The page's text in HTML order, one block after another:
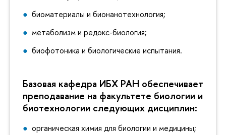
биоматериалы и бионанотехнология;
метаболизм и редокс-биология;
биофотоника и биологические испытания.
Базовая кафедра ИБХ РАН обеспечивает
преподавание на факультете биологии и
биотехнологии следующих дисциплин:
органическая химия для биологии и медицины;